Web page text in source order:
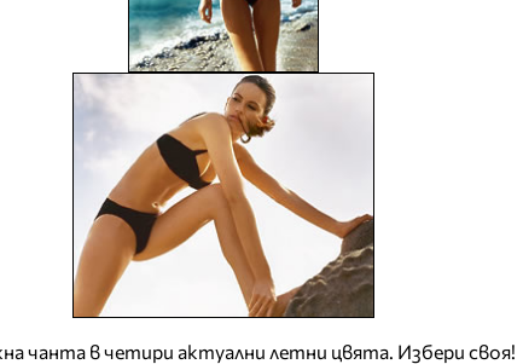
чанта в четири актуални летни цвята. Избери своя!